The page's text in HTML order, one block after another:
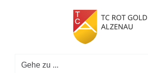
Gehe zu ...